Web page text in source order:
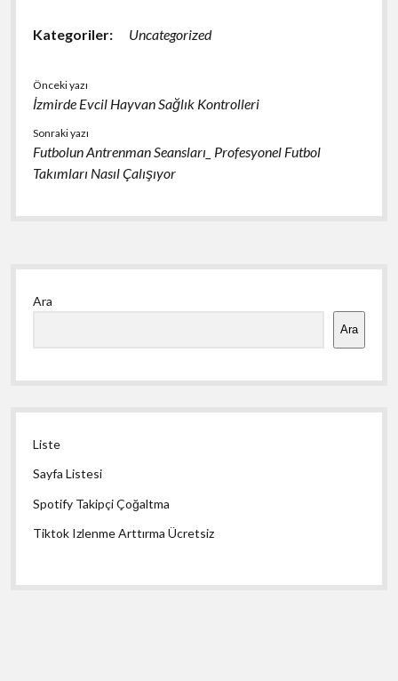
Kategoriler: Uncategorized
Önceki yazı
İzmirde Evcil Hayvan Sağlık Kontrolleri
Sonraki yazı
Futbolun Antrenman Seansları_ Profesyonel Futbol
Takımları Nasıl Çalışıyor
Yan
Menü
Ara
Ara
Liste
Sayfa Listesi
Spotify Takipçi Çoğaltma
Tiktok Izlenme Arttırma Ücretsiz